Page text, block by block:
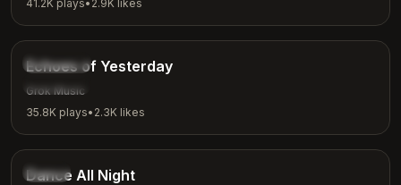
41.2K plays• 2.9K likes
Nostalgic
Echoes of Yesterday
Grok Music
35.8K plays• 2.3K likes
Dance
Dance All Night